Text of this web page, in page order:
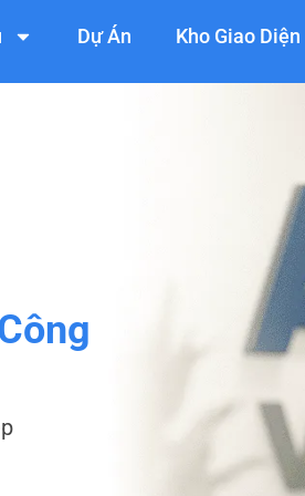
Dự Án Kho Giao Diện